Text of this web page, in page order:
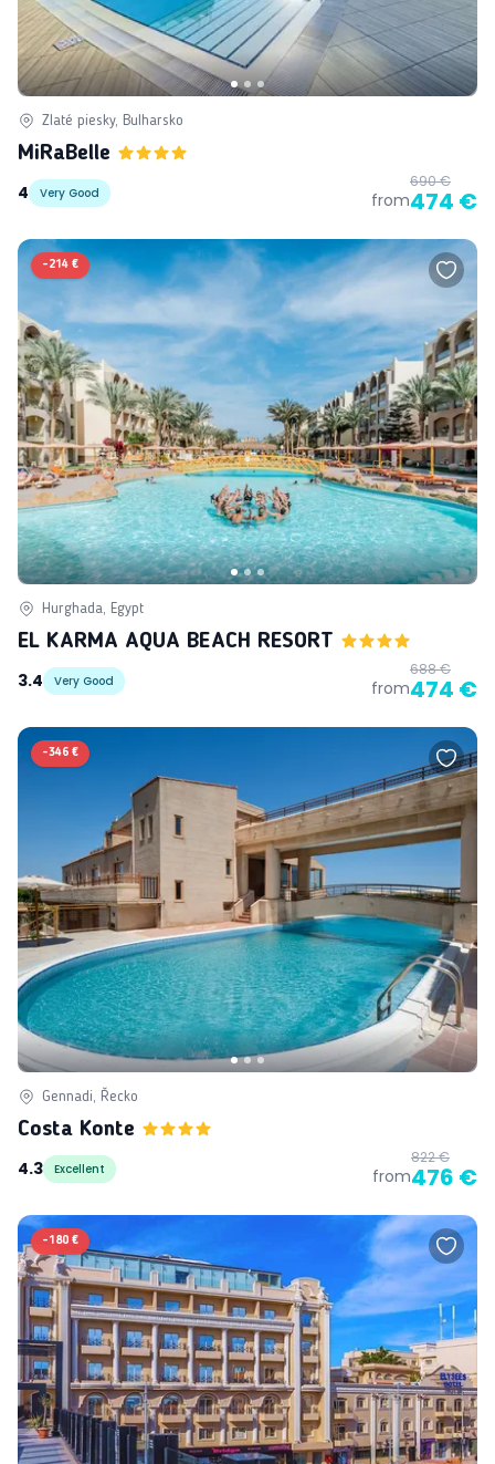
Zlaté piesky, Bulharsko
MiRaBelle
4
Very Good from
690 €
474 €
-214 €
Hurghada, Egypt
EL KARMA AQUA BEACH RESORT
3.4
Very Good from
688 €
474 €
-346 €
Gennadi, Řecko
Costa Konte
4.3
Excellent from
822 €
476 €
-180 €